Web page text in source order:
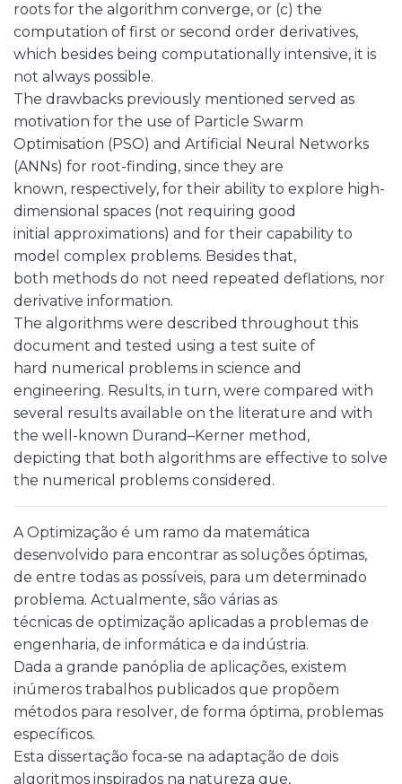
roots for the algorithm converge, or (c) the
computation of first or second order derivatives,
which besides being computationally intensive, it is
not always possible.
The drawbacks previously mentioned served as
motivation for the use of Particle Swarm
Optimisation (PSO) and Artificial Neural Networks
(ANNs) for root-finding, since they are
known, respectively, for their ability to explore high-
dimensional spaces (not requiring good
initial approximations) and for their capability to
model complex problems. Besides that,
both methods do not need repeated deflations, nor
derivative information.
The algorithms were described throughout this
document and tested using a test suite of
hard numerical problems in science and
engineering. Results, in turn, were compared with
several results available on the literature and with
the well-known Durand–Kerner method,
depicting that both algorithms are effective to solve
the numerical problems considered.
A Optimização é um ramo da matemática
desenvolvido para encontrar as soluções óptimas,
de entre todas as possíveis, para um determinado
problema. Actualmente, são várias as
técnicas de optimização aplicadas a problemas de
engenharia, de informática e da indústria.
Dada a grande panóplia de aplicações, existem
inúmeros trabalhos publicados que propõem
métodos para resolver, de forma óptima, problemas
específicos.
Esta dissertação foca-se na adaptação de dois
algoritmos inspirados na natureza que,